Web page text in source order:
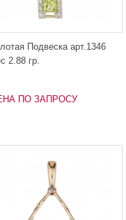
Подвеска арт.1346
2.88 гр.
ПО ЗАПРОСУ